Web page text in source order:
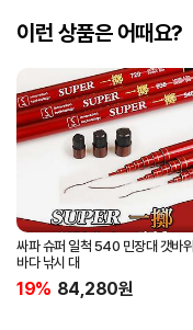
이런 상품은 어때요?
싸파 슈퍼 일척 540 민장대 갯바위
바다 낚시 대
19% 84,280원